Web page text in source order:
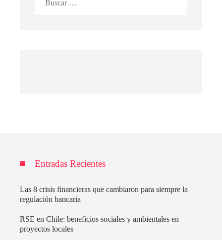
Entradas Recientes
Las 8 crisis financieras que cambiaron para siempre la
regulación bancaria
RSE en Chile: beneficios sociales y ambientales en
proyectos locales